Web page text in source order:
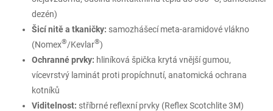
dezén)
Šicí nitě a tkaničky: samozhášecí meta-aramidové vlákno
(Nomex®/Kevlar®)
Ochranné prvky: hliníková špička krytá vnější gumou,
vícevrstvý laminát proti propíchnutí, anatomická ochrana
kotníků
Viditelnost: stříbrné reflexní prvky (Reflex Scotchlite 3M)